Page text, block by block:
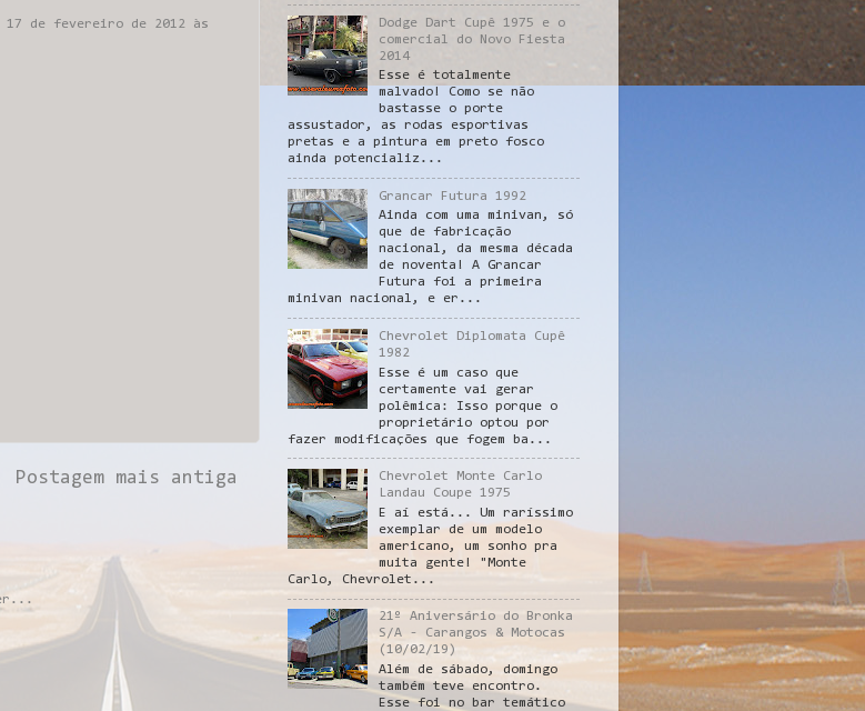
17 de fevereiro de 2012 às
Postagem mais antiga
Dodge Dart Cupê 1975 e o
comercial do Novo Fiesta
2014
Esse é totalmente
malvado! Como se não
bastasse o porte
assustador, as rodas esportivas
pretas e a pintura em preto fosco
ainda potencializ...
Grancar Futura 1992
Ainda com uma minivan, só
que de fabricação
nacional, da mesma década
de noventa! A Grancar
Futura foi a primeira
minivan nacional, e er...
Chevrolet Diplomata Cupê
1982
Esse é um caso que
certamente vai gerar
polêmica: Isso porque o
proprietário optou por
fazer modificações que fogem ba...
Chevrolet Monte Carlo
Landau Coupe 1975
E aí está... Um raríssimo
exemplar de um modelo
americano, um sonho pra
muita gente! "Monte
Carlo, Chevrolet...
21º Aniversário do Bronka
S/A - Carangos & Motocas
(10/02/19)
Além de sábado, domingo
também teve encontro.
Esse foi no bar temático